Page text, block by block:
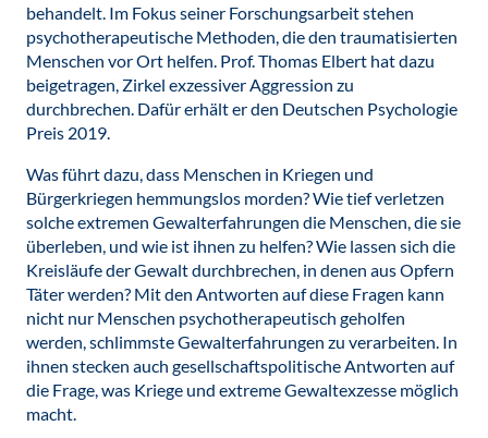
behandelt. Im Fokus seiner Forschungsarbeit stehen
psychotherapeutische Methoden, die den traumatisierten
Menschen vor Ort helfen. Prof. Thomas Elbert hat dazu
beigetragen, Zirkel exzessiver Aggression zu
durchbrechen. Dafür erhält er den Deutschen Psychologie
Preis 2019.
Was führt dazu, dass Menschen in Kriegen und
Bürgerkriegen hemmungslos morden? Wie tief verletzen
solche extremen Gewalterfahrungen die Menschen, die sie
überleben, und wie ist ihnen zu helfen? Wie lassen sich die
Kreisläufe der Gewalt durchbrechen, in denen aus Opfern
Täter werden? Mit den Antworten auf diese Fragen kann
nicht nur Menschen psychotherapeutisch geholfen
werden, schlimmste Gewalterfahrungen zu verarbeiten. In
ihnen stecken auch gesellschaftspolitische Antworten auf
die Frage, was Kriege und extreme Gewaltexzesse möglich
macht.